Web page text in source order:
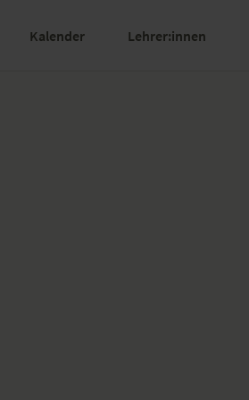
Kalender Lehrer:innen